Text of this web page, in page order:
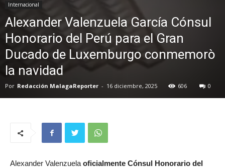
Internacional
Alexander Valenzuela García Cónsul
Honorario del Perú para el Gran
Ducado de Luxemburgo conmemorò
la navidad
Por Redacción MalagaReporter - 16 diciembre, 2025 606 0
Alexander Valenzuela oficialmente Cónsul Honorario del